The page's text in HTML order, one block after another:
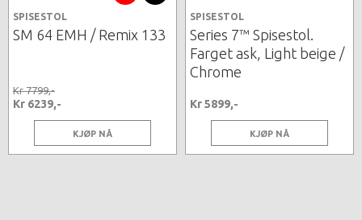
SPISESTOL
SM 64 EMH / Remix 133
Kr 7799,-
Kr 6239,-
KJØP NÅ
SPISESTOL
Series 7™ Spisestol.
Farget ask, Light beige /
Chrome
Kr 5899,-
KJØP NÅ